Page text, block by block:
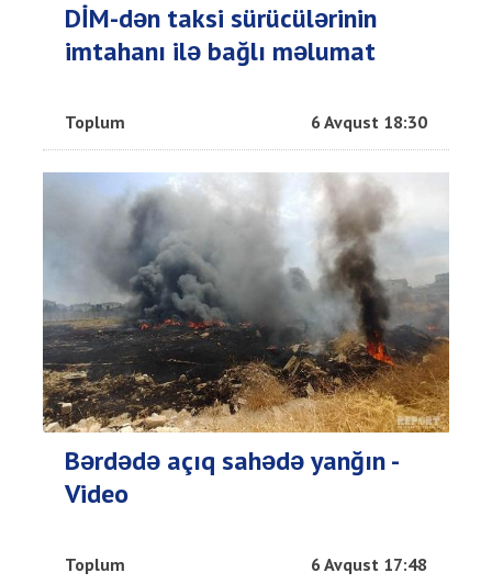
DİM-dən taksi sürücülərinin
imtahanı ilə bağlı məlumat
Toplum 6 Avqust 18:30
Bərdədə açıq sahədə yanğın -
Video
Toplum 6 Avqust 17:48